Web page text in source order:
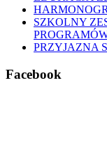
SZKOLNY
PRZYJAZNA
Facebook